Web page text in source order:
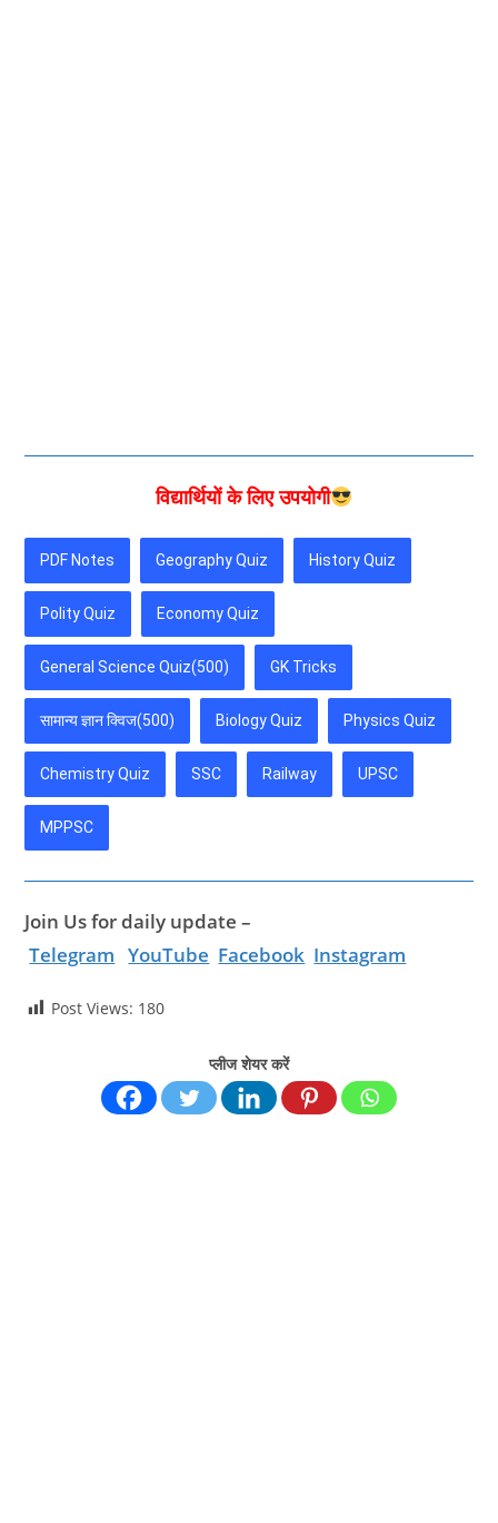
विद्यार्थियों के लिए उपयोगी
PDF Notes Geography Quiz History Quiz
Polity Quiz Economy Quiz
General Science Quiz(500) GK Tricks
सामान्य ज्ञान क्विज(500) Biology Quiz Physics Quiz
Chemistry Quiz SSC Railway UPSC
MPPSC
Join Us for daily update –
Telegram YouTube Facebook Instagram
Post Views: 180
प्लीज शेयर करें